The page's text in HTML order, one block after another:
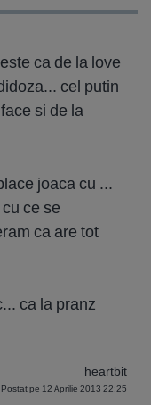
ca de la love
cel putin
si de la
joaca cu ...
ce se
ca are tot
ca la pranz
heartbit
Postat pe 12 Aprilie 2013 22:25